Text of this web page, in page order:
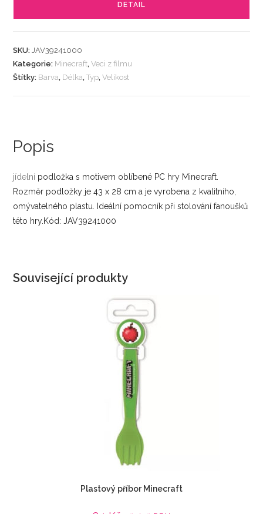
DETAIL
SKU:JAV39241000
Kategorie: Minecraft,Veci z filmu
Štítky: Barva, Délka,Typ,Velikost
Popis
jídelní podložka s motivem oblíbené PC hry Minecraft.
Rozměr podložky je 43 x 28 cm a je vyrobena z kvalitního,
omývatelného plastu. Ideální pomocník při stolování fanoušků
této hry.Kód: JAV39241000
Související produkty
Plastový příbor Minecraft